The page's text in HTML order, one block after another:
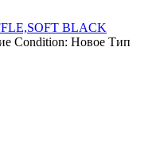
BLACK
Condition: Новое Тип